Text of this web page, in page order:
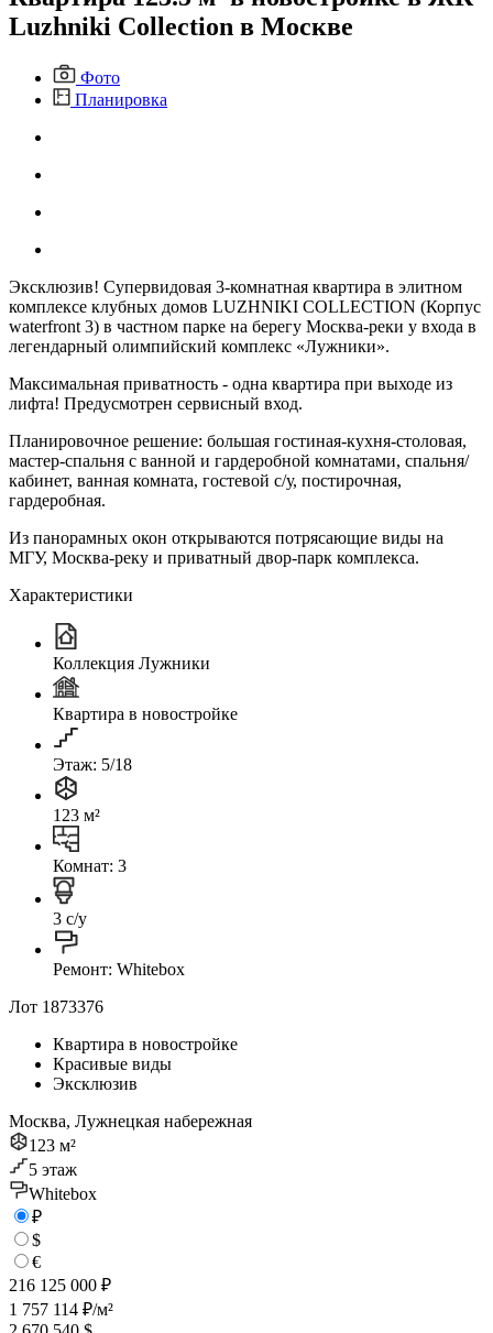
Luzhniki Collection в Москве
Фото
Планировка
Эксклюзив! Супервидовая 3-комнатная квартира в элитном
комплексе клубных домов LUZHNIKI COLLECTION (Корпус
waterfront 3) в частном парке на берегу Москва-реки у входа в
легендарный олимпийский комплекс «Лужники».
Максимальная приватность - одна квартира при выходе из
лифта! Предусмотрен сервисный вход.
Планировочное решение: большая гостиная-кухня-столовая,
мастер-спальня с ванной и гардеробной комнатами, спальня/
кабинет, ванная комната, гостевой с/у, постирочная,
гардеробная.
Из панорамных окон открываются потрясающие виды на
МГУ, Москва-реку и приватный двор-парк комплекса.
Характеристики
Коллекция Лужники
Квартира в новостройке
Этаж: 5/18
123 м²
Комнат: 3
3 с/у
Ремонт: Whitebox
Лот 1873376
Квартира в новостройке
Красивые виды
Эксклюзив
Москва, Лужнецкая набережная
123 м²
5 этаж
Whitebox
₽
$
€
216 125 000 ₽
1 757 114 ₽/м²